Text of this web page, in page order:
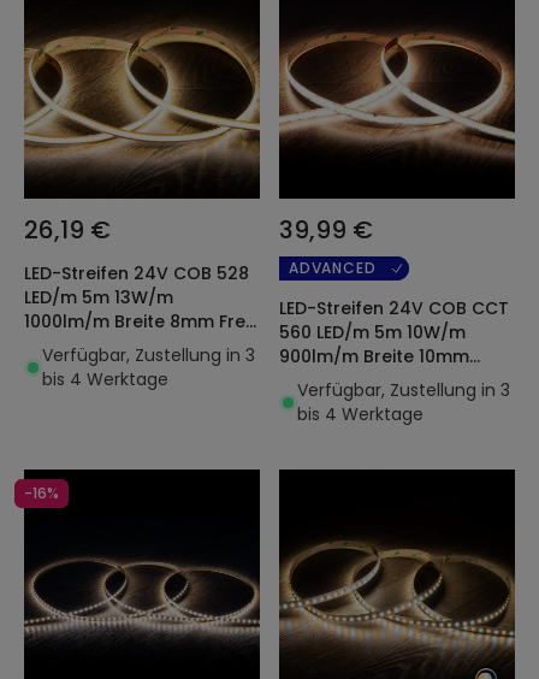
26,19 €
LED-Streifen 24V COB 528
LED/m 5m 13W/m
1000lm/m Breite 8mm Free
Cut IP20 CRI90 COPPER
Verfügbar, Zustellung in 3
bis 4 Werktage
39,99 €
ADVANCED
LED-Streifen 24V COB CCT
560 LED/m 5m 10W/m
900lm/m Breite 10mm
Schnitt 2.5cm IP20 CRI90
Verfügbar, Zustellung in 3
bis 4 Werktage
-16%